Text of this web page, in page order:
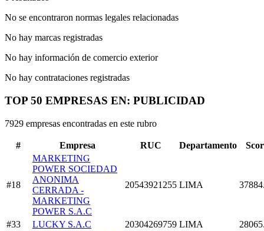
No se encontraron normas legales relacionadas
No hay marcas registradas
No hay información de comercio exterior
No hay contrataciones registradas
TOP 50 EMPRESAS EN: PUBLICIDAD
7929 empresas encontradas en este rubro
# Empresa RUC Departamento
#18
MARKETING
POWER SOCIEDAD
ANONIMA
CERRADA -
MARKETING
POWER S.A.C
20543921255 LIMA
#33 LUCKY S.A.C 20304269759 LIMA